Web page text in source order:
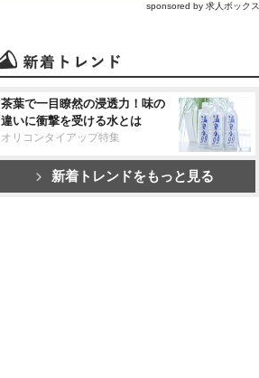
sponsored by 求人ボックス
茶葉で一目瞭然の浸透力！味の
違いに衝撃を受ける水とは
オリコンタイアップ特集
新着トレンドをもっと見る